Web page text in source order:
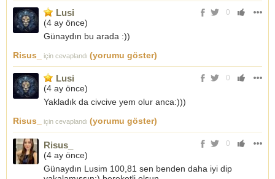
0
Lusi
(4 ay önce)
Günaydın bu arada :))
Risus_
için cevaplandı (yorumu göster)
0
Lusi
(4 ay önce)
Yakladık da civcive yem olur anca:)))
Risus_
için cevaplandı (yorumu göster)
0
Risus_
(4 ay önce)
Günaydın Lusim 100,81 sen benden daha iyi dip